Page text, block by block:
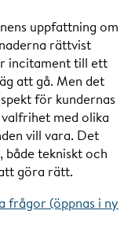
uppfattning om
rättvist
incitament till ett
att gå. Men det
för kundernas
med olika
vill vara. Det
både tekniskt och
göra rätt.
frågor (öppnas i ny